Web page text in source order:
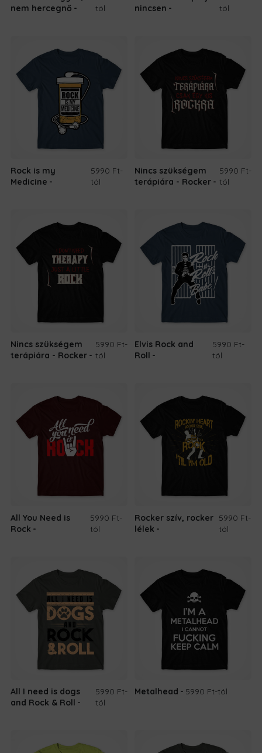
nem hercegnő
tól
nincsen
tól
Rock is my
Medicine
5990 Ft-
tól
Nincs szükségem
terápiára - Rocker
5990 Ft-
tól
Nincs szükségem
terápiára - Rocker
5990 Ft-
tól
Elvis Rock and
Roll
5990 Ft-
tól
All You Need is
Rock
5990 Ft-
tól
Rocker szív, rocker
lélek
5990 Ft-
tól
All I need is dogs
and Rock & Roll
5990 Ft-
tól
Metalhead 5990 Ft-tól